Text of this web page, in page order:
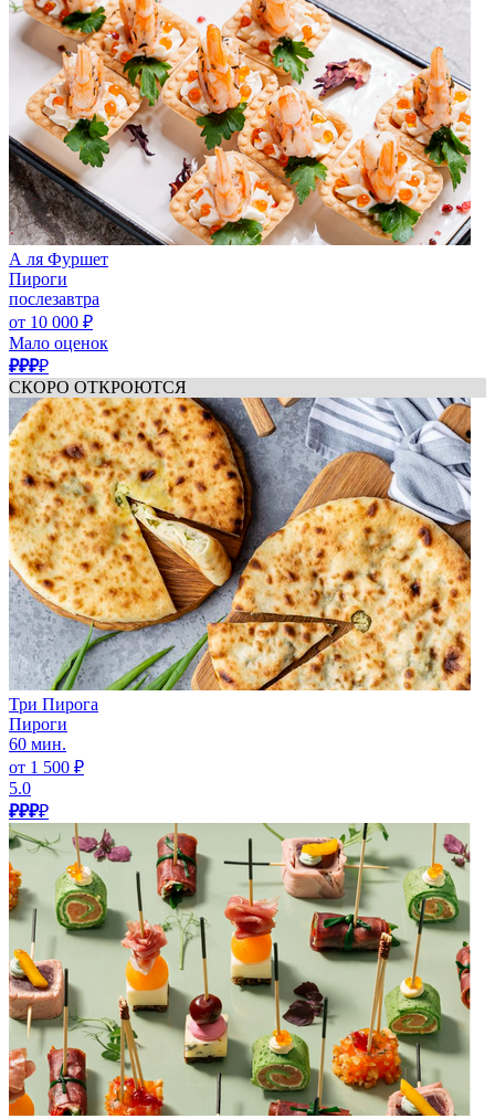
А ля Фуршет
Пироги
послезавтра
от 10 000 ₽
Мало оценок
₽₽₽₽
СКОРО ОТКРОЮТСЯ
Три Пирога
Пироги
60 мин.
от 1 500 ₽
5.0
₽₽₽₽